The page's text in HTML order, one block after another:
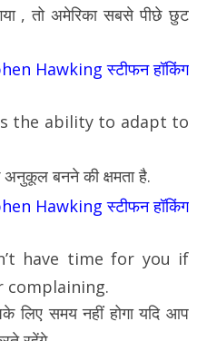
, तो अमेरिका सबसे पीछे छुट
Hawking स्टीफन हॉकिंग
the ability to adapt to
अनुकूल बनने की क्षमता है.
Hawking स्टीफन हॉकिंग
have time for you if
complaining.
लिए समय नहीं होगा यदि आप